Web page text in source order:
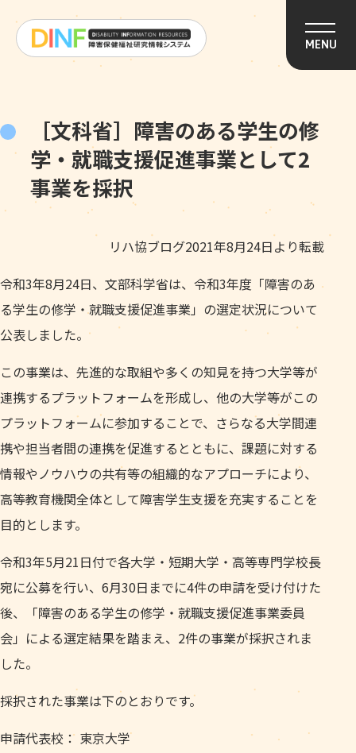
MENU
［文科省］障害のある学生の修
学・就職支援促進事業として2
事業を採択
リハ協ブログ2021年8月24日より転載
令和3年8月24日、文部科学省は、令和3年度「障害のあ
る学生の修学・就職支援促進事業」の選定状況について
公表しました。
この事業は、先進的な取組や多くの知見を持つ大学等が
連携するプラットフォームを形成し、他の大学等がこの
プラットフォームに参加することで、さらなる大学間連
携や担当者間の連携を促進するとともに、課題に対する
情報やノウハウの共有等の組織的なアプローチにより、
高等教育機関全体として障害学生支援を充実することを
目的とします。
令和3年5月21日付で各大学・短期大学・高等専門学校長
宛に公募を行い、6月30日までに4件の申請を受け付けた
後、「障害のある学生の修学・就職支援促進事業委員
会」による選定結果を踏まえ、2件の事業が採択されま
した。
採択された事業は下のとおりです。
申請代表校： 東京大学